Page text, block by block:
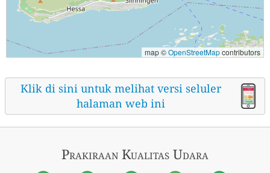
map ©OpenStreetMapcontributors
Klik di sini untuk melihat versi seluler
halaman web ini
Prakiraan Kualitas Udara